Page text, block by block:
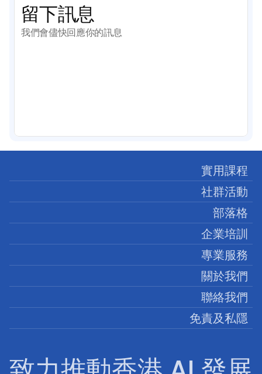
留下訊息
我們會儘快回應你的訊息
實用課程
社群活動
部落格
企業培訓
專業服務
關於我們
聯絡我們
免責及私隱